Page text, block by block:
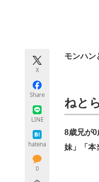
モ
X
Share
LINE
hatena
0
モンハン
ねと
8歳兄が
妹」「本